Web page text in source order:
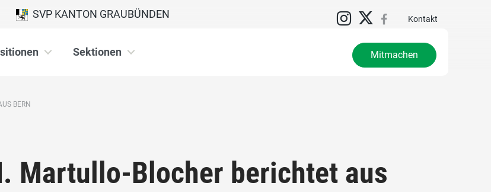
Kontakt
SVP KANTON GRAUBÜNDEN
Sektionen Mitmachen
BERN
Martullo-Blocher berichtet aus